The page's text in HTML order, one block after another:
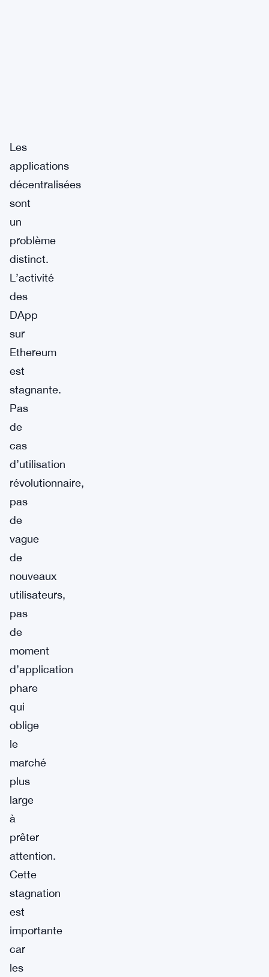
Les
applications
décentralisées
sont
un
problème
distinct.
L’activité
des
DApp
sur
Ethereum
est
stagnante.
Pas
de
cas
d’utilisation
révolutionnaire,
pas
de
vague
de
nouveaux
utilisateurs,
pas
de
moment
d’application
phare
qui
oblige
le
marché
plus
large
à
prêter
attention.
Cette
stagnation
est
importante
car
les